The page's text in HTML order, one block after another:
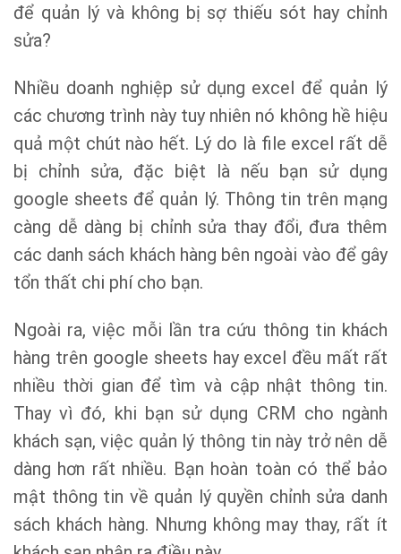
để quản lý và không bị sợ thiếu sót hay chỉnh
sửa?
Nhiều doanh nghiệp sử dụng excel để quản lý
các chương trình này tuy nhiên nó không hề hiệu
quả một chút nào hết. Lý do là file excel rất dễ
bị chỉnh sửa, đặc biệt là nếu bạn sử dụng
google sheets để quản lý. Thông tin trên mạng
càng dễ dàng bị chỉnh sửa thay đổi, đưa thêm
các danh sách khách hàng bên ngoài vào để gây
tổn thất chi phí cho bạn.
Ngoài ra, việc mỗi lần tra cứu thông tin khách
hàng trên google sheets hay excel đều mất rất
nhiều thời gian để tìm và cập nhật thông tin.
Thay vì đó, khi bạn sử dụng CRM cho ngành
khách sạn, việc quản lý thông tin này trở nên dễ
dàng hơn rất nhiều. Bạn hoàn toàn có thể bảo
mật thông tin về quản lý quyền chỉnh sửa danh
sách khách hàng. Nhưng không may thay, rất ít